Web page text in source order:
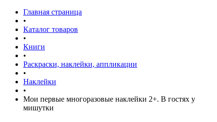
Главная страница
•
Каталог товаров
•
Книги
•
Раскраски, наклейки, аппликации
•
Наклейки
•
Мои первые многоразовые наклейки 2+. В гостях у
мишутки